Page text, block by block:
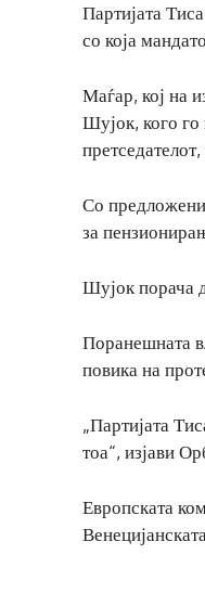
Партијата
со која
Маѓар, кој на
Шујок, кого го
Со
за
Шујок порача
Поранешната
повика на
„Партијата
тоа“, изјави
Европската